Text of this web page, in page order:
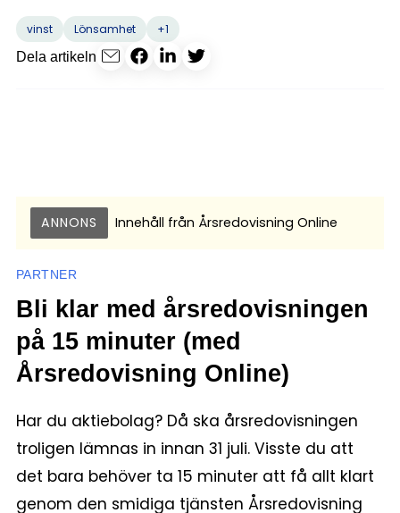
vinst Lönsamhet
+1
Dela artikeln
ANNONS Innehåll från Årsredovisning Online
PARTNER
Bli klar med årsredovisningen
på 15 minuter (med
Årsredovisning Online)
Har du aktiebolag? Då ska årsredovisningen
troligen lämnas in innan 31 juli. Visste du att
det bara behöver ta 15 minuter att få allt klart
genom den smidiga tjänsten Årsredovisning